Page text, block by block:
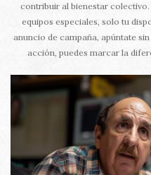
contribuir al bienestar
equipos especiales, solo tu
anuncio de campaña, apúntate
acción, puedes marcar la